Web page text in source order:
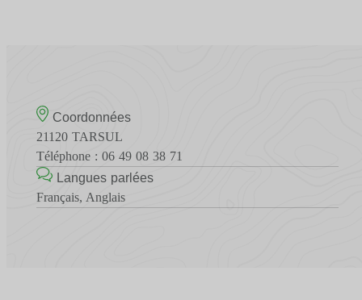
Coordonnées
21120 TARSUL
Téléphone : 06 49 08 38 71
Langues parlées
Français, Anglais